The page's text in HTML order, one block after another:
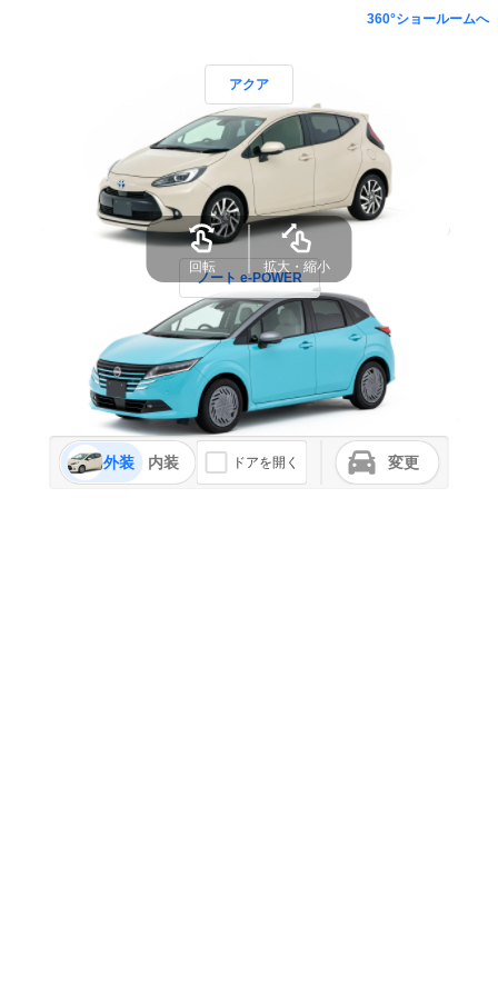
360°ショールームへ
アクア
ノート e-POWER
外装 内装 ドアを開く 変更
回転 拡大・縮小